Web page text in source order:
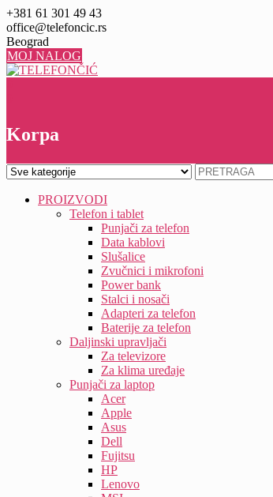
Skip
to
content
+381 61 301 49 43
office@telefoncic.rs
Beograd
MOJ NALOG
Korpa
PROIZVODI
Telefon i tablet
Punjači za telefon
Data kablovi
Slušalice
Zvučnici i mikrofoni
Power bank
Stalci i nosači
Adapteri za telefon
Baterije za telefon
Daljinski upravljači
Za televizore
Za klima uređaje
Punjači za laptop
Acer
Apple
Asus
Dell
Fujitsu
HP
Lenovo